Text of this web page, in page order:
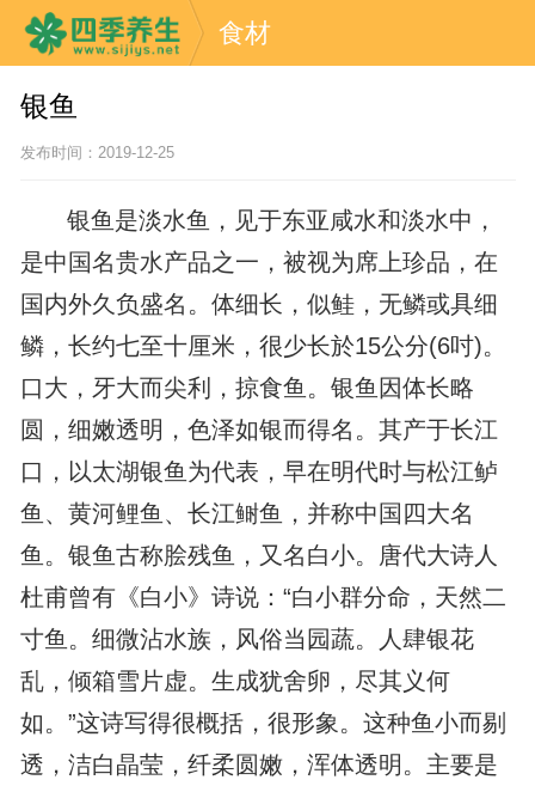
食材
银鱼
发布时间：2019-12-25
银鱼是淡水鱼，见于东亚咸水和淡水中，
是中国名贵水产品之一，被视为席上珍品，在
国内外久负盛名。体细长，似鲑，无鳞或具细
鳞，长约七至十厘米，很少长於15公分(6吋)。
口大，牙大而尖利，掠食鱼。银鱼因体长略
圆，细嫩透明，色泽如银而得名。其产于长江
口，以太湖银鱼为代表，早在明代时与松江鲈
鱼、黄河鲤鱼、长江鲥鱼，并称中国四大名
鱼。银鱼古称脍残鱼，又名白小。唐代大诗人
杜甫曾有《白小》诗说：“白小群分命，天然二
寸鱼。细微沾水族，风俗当园蔬。人肆银花
乱，倾箱雪片虚。生成犹舍卵，尽其义何
如。”这诗写得很概括，很形象。这种鱼小而剔
透，洁白晶莹，纤柔圆嫩，浑体透明。主要是